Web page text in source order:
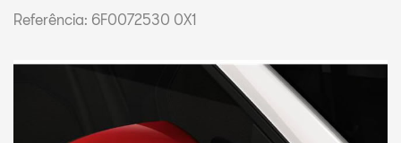
Referência: 6F0072530 0X1